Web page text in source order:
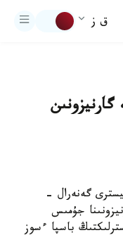
ق ز
گەنەرال -
جۇمىس
باسپا ءسوز